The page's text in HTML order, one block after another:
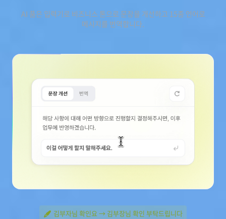
AI 품은 입력기로 비즈니스 톤으로 문장을 개선하고 15종 언어로
메시지를 번역합니다.
김부자님 확인요 → 김부장님 확인 부탁드립니다